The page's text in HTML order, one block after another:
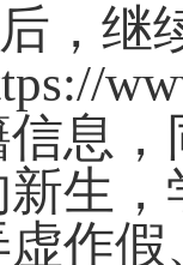
，继
息
生
虚作假